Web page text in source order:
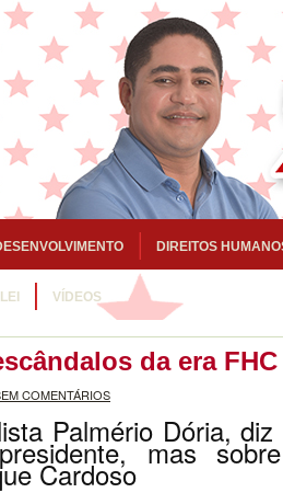
DIREITOS
VÍDEOS
da era FHC
COMENTÁRIOS
Palmério Dória,
mas
Cardoso